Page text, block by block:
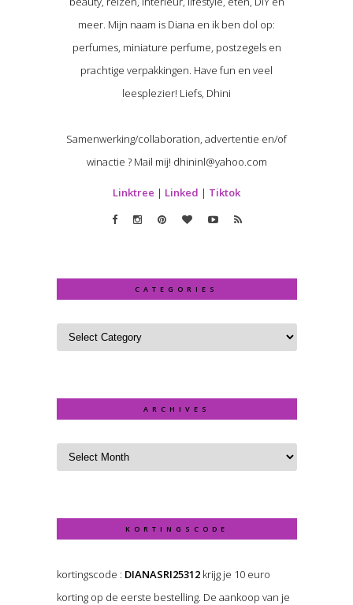
meer. Mijn naam is Diana en ik ben dol op:
perfumes, miniature perfume, postzegels en
prachtige verpakkingen. Have fun en veel
leesplezier! Liefs, Dhini
Samenwerking/collaboration, advertentie en/of
winactie ? Mail mij! dhininl@yahoo.com
Linktree | Linked | Tiktok
CATEGORIES
ARCHIVES
KORTINGSCODE
kortingscode : DIANASRI25312krijg je 10 euro
korting op de eerste bestelling. De aankoop van je